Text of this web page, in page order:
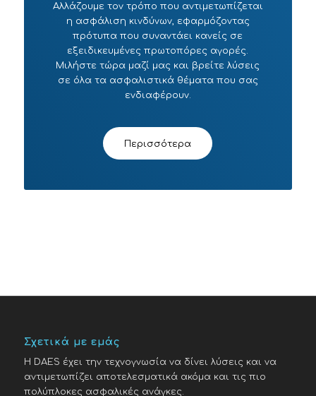
Αλλάζουμε τον τρόπο που αντιμετωπίζεται
η ασφάλιση κινδύνων, εφαρμόζοντας
πρότυπα που συναντάει κανείς σε
εξειδικευμένες πρωτοπόρες αγορές.
Μιλήστε τώρα μαζί μας και βρείτε λύσεις
σε όλα τα ασφαλιστικά θέματα που σας
ενδιαφέρουν.
Περισσότερα
Σχετικά με εμάς
H DAES έχει την τεχνογνωσία να δίνει λύσεις και να
αντιμετωπίζει αποτελεσματικά ακόμα και τις πιο
πολύπλοκες ασφαλικές ανάγκες.